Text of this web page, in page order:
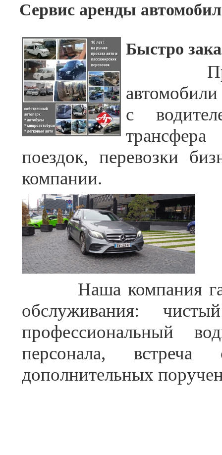
Сервис аренды
Быстро
автомобили
с
поездок, перевозки
компании.
Наша компания
обслуживания:
профессиональный
персонала,
дополнительных